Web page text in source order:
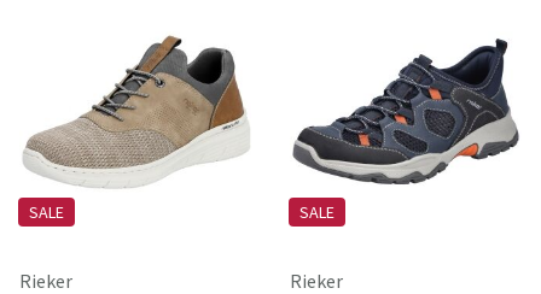
SALE
Rieker
SALE
Rieker